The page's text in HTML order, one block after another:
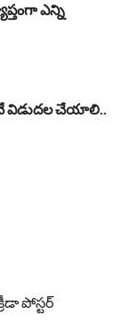
ఎన్ని
విడుదల చేయాలి..
పోస్టర్